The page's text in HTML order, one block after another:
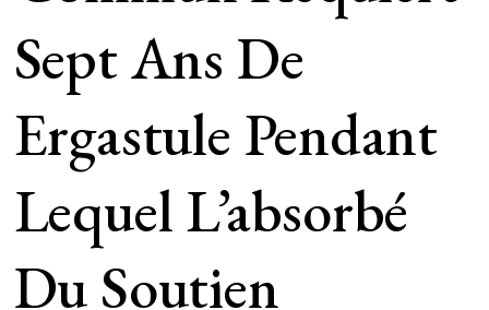
Sept Ans De
Ergastule Pendant
Lequel L’absorbé
Du Soutien